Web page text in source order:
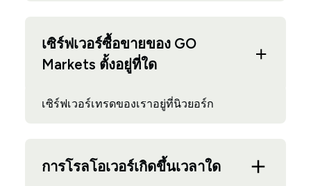
เซิร์ฟเวอร์ซื้อขายของ GO
Markets ตั้งอยู่ที่ใด
เซิร์ฟเวอร์เทรดของเราอยู่ที่นิวยอร์ก
การโรลโอเวอร์เกิดขึ้นเวลาใด